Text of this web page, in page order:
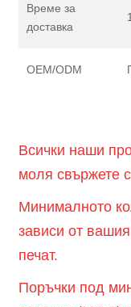
Време за
доставка
OEM/ODM
Всички наши
моля свържете
Минималното
зависи от
печат.
Поръчки под